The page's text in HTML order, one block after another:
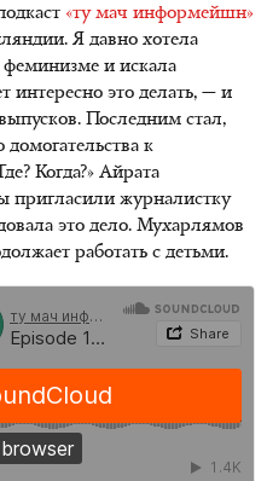
«ту мач информейшн»
Я давно хотела
феминизме и искала
интересно это делать, — и
Последним стал,
к
Когда?» Айрата
пригласили журналистку
это дело. Мухарлямов
работать с детьми.